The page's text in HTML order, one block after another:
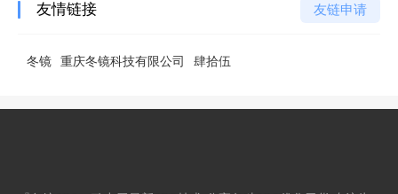
友情链接 友链申请
冬镜 重庆冬镜科技有限公司 肆拾伍